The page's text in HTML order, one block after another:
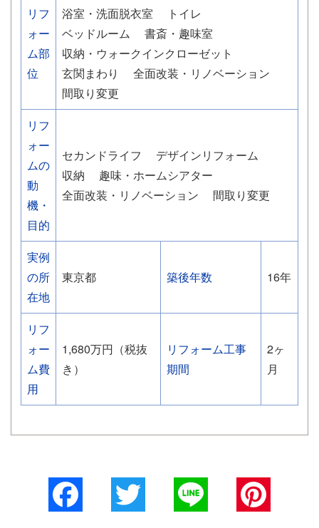
リフ
ォー
ム部
位
浴室・洗面脱衣室
トイレ
ベッドルーム
書斎・趣味室
収納・ウォークインクローゼット
玄関まわり
全面改装・リノベーション
間取り変更
リフ
ォー
ムの
動
機・
目的
セカンドライフ
デザインリフォーム
収納
趣味・ホームシアター
全面改装・リノベーション
間取り変更
実例
の所
在地
東京都 築後年数 16年
リフ
ォー
ム費
用
1,680万円（税抜
き）
リフォーム工事
期間
2ヶ
月
Facebook